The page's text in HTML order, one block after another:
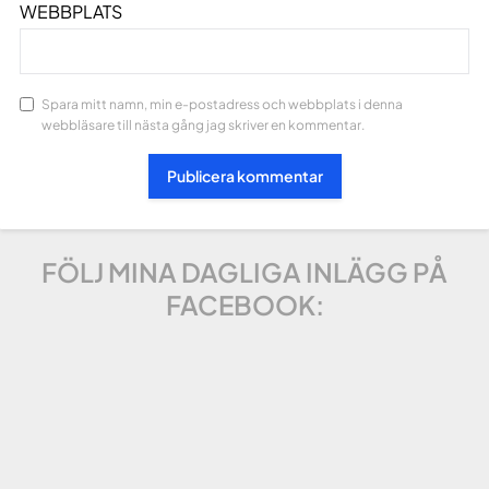
WEBBPLATS
Spara mitt namn, min e-postadress och webbplats i denna
webbläsare till nästa gång jag skriver en kommentar.
FÖLJ MINA DAGLIGA INLÄGG PÅ
FACEBOOK: